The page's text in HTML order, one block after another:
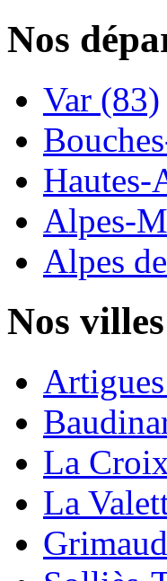
Nos
Var (83)
Hautes-
Alpes-
Alpes
Nos villes
La
La